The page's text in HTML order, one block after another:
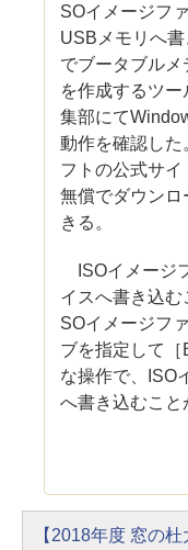
SOイメージフ
USBメモリへ書
でブータブルメ
を作成するツー
集部にて
動作を確認した
フトの公式サイ
無償でダウンロ
きる。
ISOイメージ
イスへ書き込む
SOイメージフ
ブを指定して
な操作で、ISO
へ書き込むこ
【2018年度 窓の